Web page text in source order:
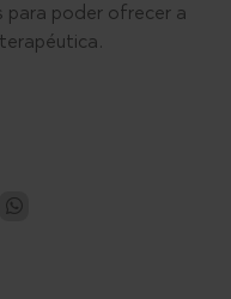
para poder ofrecer a